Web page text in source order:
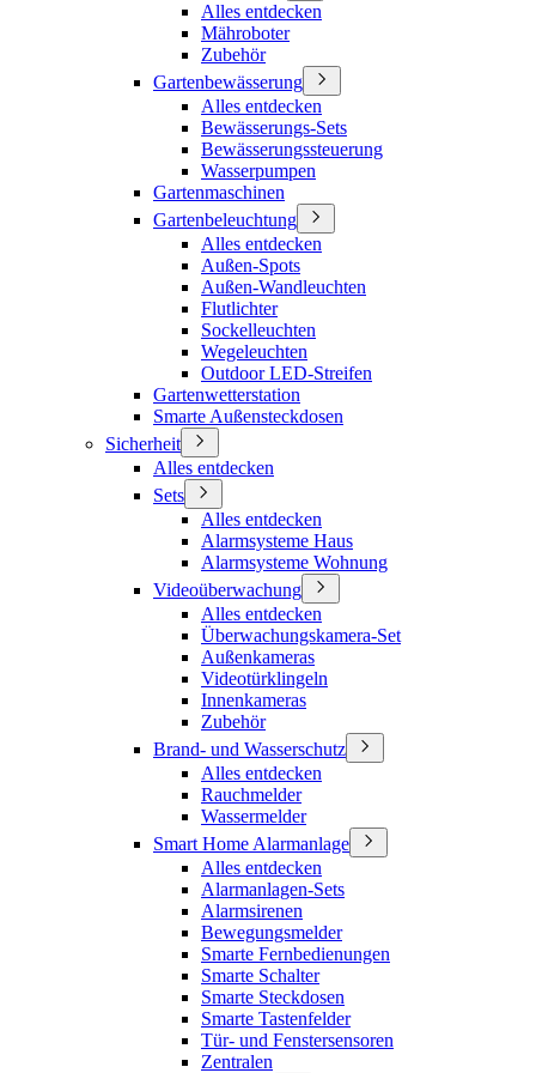
Alles entdecken
Mähroboter
Zubehör
Gartenbewässerung
Alles entdecken
Bewässerungs-Sets
Bewässerungssteuerung
Wasserpumpen
Gartenmaschinen
Gartenbeleuchtung
Alles entdecken
Außen-Spots
Außen-Wandleuchten
Flutlichter
Sockelleuchten
Wegeleuchten
Outdoor LED-Streifen
Gartenwetterstation
Smarte Außensteckdosen
Sicherheit
Alles entdecken
Sets
Alles entdecken
Alarmsysteme Haus
Alarmsysteme Wohnung
Videoüberwachung
Alles entdecken
Überwachungskamera-Set
Außenkameras
Videotürklingeln
Innenkameras
Zubehör
Brand- und Wasserschutz
Alles entdecken
Rauchmelder
Wassermelder
Smart Home Alarmanlage
Alles entdecken
Alarmanlagen-Sets
Alarmsirenen
Bewegungsmelder
Smarte Fernbedienungen
Smarte Schalter
Smarte Steckdosen
Smarte Tastenfelder
Tür- und Fenstersensoren
Zentralen